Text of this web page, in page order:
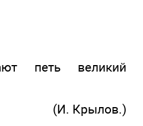
петь великий
(И. Крылов.)